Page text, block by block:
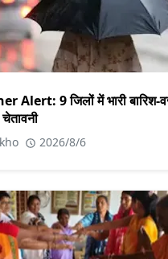
Alert: 9 जिलों में भारी बारिश-
2026/8/6